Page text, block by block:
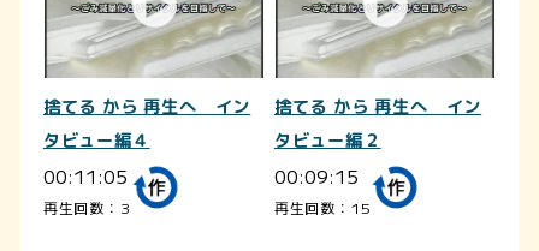
捨てる から 再生へ イン
タビュー編４
00:11:05
再生回数：3
捨てる から 再生へ イン
タビュー編２
00:09:15
再生回数：15